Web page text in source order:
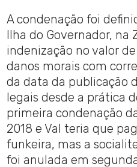
A condenação foi
Ilha do Governador, na
indenização no valor
danos morais com
da data da publicação
legais desde a prática
primeira condenação
2018 e Val teria que
funkeira, mas a
foi anulada em